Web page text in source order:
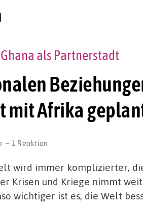
mit Afrika
als Partnerstadt
1 Reaktion
wird immer komplizierter,
Krisen und Kriege nimmt
wichtiger ist es, die Welt